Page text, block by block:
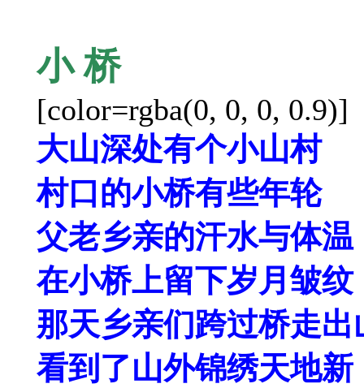
小桥
[color=rgba(0, 0, 0, 0.9)]
大山深处有个小山村
村口的小桥有些年轮
父老乡亲的汗水与体温
在小桥上留下岁月皱纹
那天乡亲们跨过桥走出
看到了山外锦绣天地新